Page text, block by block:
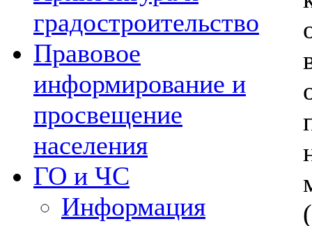
градостроительство
Правовое
информирование и
просвещение
населения
ГО и ЧС
Информация